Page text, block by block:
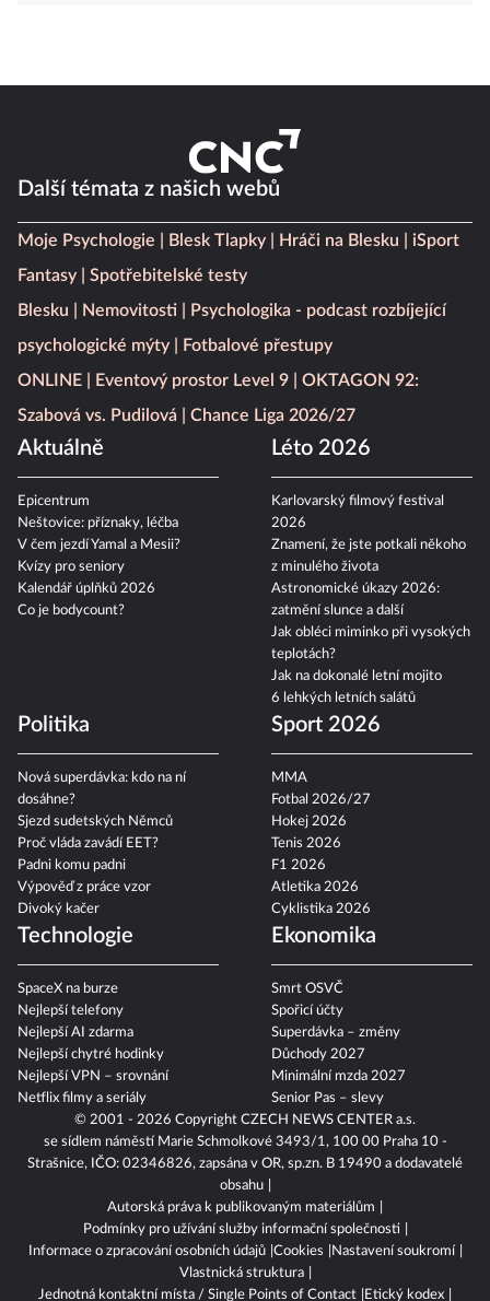
© 2001 - 2026 CopyrightCZECH NEWS CENTER a.s.
se sídlem náměstí Marie Schmolkové 3493/1, 100 00 Praha 10 -
Strašnice, IČO: 02346826, zapsána v OR, sp.zn. B 19490 a dodavatelé
obsahu
Autorská práva k publikovaným materiálům
Podmínky pro užívání služby informační společnosti
Informace o zpracování osobních údajů Cookies
Vlastnická struktura
Epicentrum
Neštovice: příznaky, léčba
V čem jezdí Yamal a Mesii?
Kvízy pro seniory
Kalendář úplňků 2026
Karlovarský filmový festival
2026
Znamení, že jste potkali někoho
z minulého života
Astronomické úkazy 2026:
zatmění slunce a další
Jak obléci miminko při vysokých
teplotách?
Jak na dokonalé letní mojito
6 lehkých letních salátů
Nová superdávka: kdo na ní
dosáhne?
Sjezd sudetských Němců
Proč vláda zavádí EET?
Padni komu padni
Výpověď z práce vzor
Divoký kačer
Sport 2026
MMA
Fotbal 2026/27
Hokej 2026
Tenis 2026
F1 2026
Atletika 2026
Cyklistika 2026
Technologie
SpaceX na burze
Nejlepší telefony
Nejlepší AI zdarma
Nejlepší chytré hodinky
Nejlepší VPN – srovnání
Netflix filmy a seriály
Smrt OSVČ
Spořicí účty
Superdávka – změny
Důchody 2027
Minimální mzda 2027
Senior Pas – slevy